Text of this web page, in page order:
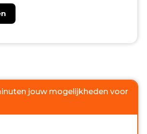
jouw mogelijkheden voor